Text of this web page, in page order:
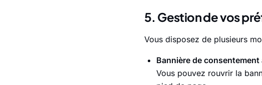
5. Gestion de vos
Vous disposez de plusieurs
Bannière de
Vous pouvez rouvrir la